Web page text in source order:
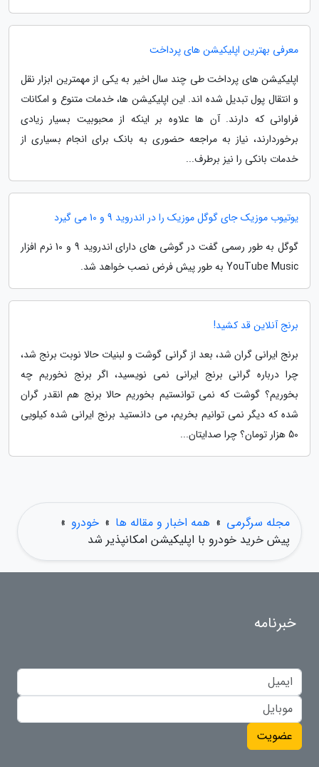
معرفی بهترین اپلیکیشن های پرداخت
اپلیکیشن های پرداخت طی چند سال اخیر به یکی از مهمترین ابزار نقل
و انتقال پول تبدیل شده اند. این اپلیکیشن ها، خدمات متنوع و امکانات
فراوانی که دارند. آن ها علاوه بر اینکه از محبوبیت بسیار زیادی
برخوردارند، نیاز به مراجعه حضوری به بانک برای انجام بسیاری از
خدمات بانکی را نیز برطرف...
یوتیوب موزیک جای گوگل موزیک را در اندروید 9 و 10 می گیرد
گوگل به طور رسمی گفت در گوشی های دارای اندروید 9 و 10 نرم افزار
YouTube Music به طور پیش فرض نصب خواهد شد.
برنج آنلاین قد کشید!
برنج ایرانی گران شد، بعد از گرانی گوشت و لبنیات حالا نوبت برنج شد،
چرا درباره گرانی برنج ایرانی نمی نویسید، اگر برنج نخوریم چه
بخوریم؟ گوشت که نمی توانستیم بخوریم حالا برنج هم انقدر گران
شده که دیگر نمی توانیم بخریم، می دانستید برنج ایرانی شده کیلویی
50 هزار تومان؟ چرا صدایتان...
مجله سرگرمی » همه اخبار و مقاله ها » خودرو »
پیش خرید خودرو با اپلیکیشن امکانپذیر شد
خبرنامه
عضویت